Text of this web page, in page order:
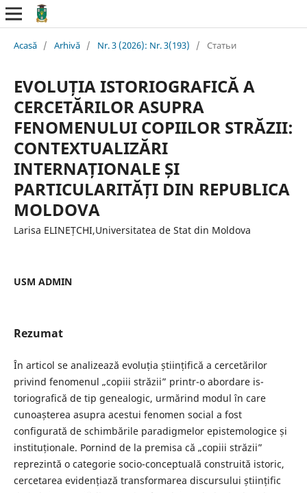
Acasă / Arhivă / Nr. 3 (2026): Nr. 3(193) / Статьи
EVOLUȚIA ISTORIOGRAFICĂ A
CERCETĂRILOR ASUPRA
FENOMENULUI COPIILOR STRĂZII:
CONTEXTUALIZĂRI
INTERNAȚIONALE ȘI
PARTICULARITĂȚI DIN REPUBLICA
MOLDOVA
Larisa ELINEȚCHI,Universitatea de Stat din Moldova
USM ADMIN
Rezumat
În articol se analizează evoluția științifică a cercetărilor
privind fenomenul „copiii străzii” printr-o abordare is-
toriografică de tip genealogic, urmărind modul în care
cunoașterea asupra acestui fenomen social a fost
configurată de schimbările paradigmelor epistemologice și
instituționale. Pornind de la premisa că „copiii străzii”
reprezintă o categorie socio-conceptuală construită istoric,
cercetarea evidențiază transformarea discursului științific